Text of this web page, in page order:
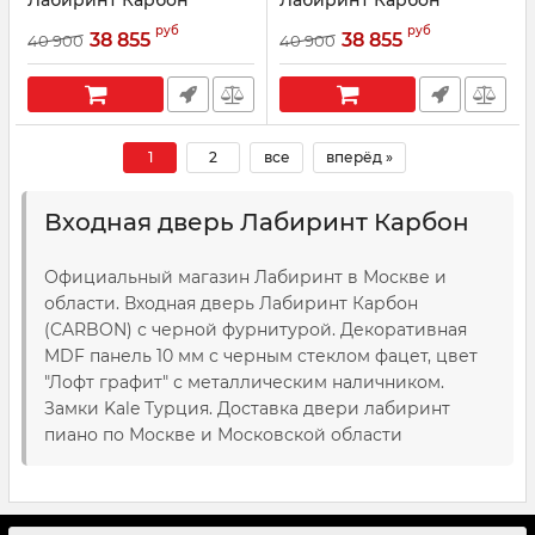
(CARBON) - Зеркало
Максимум Грей софт
Артикул: 10081
40 900 38 855 руб
(CARBON) - Зеркало
Максимум Бетон
Артикул: 10091
40 900 38 855 руб
1 2 все вперёд »
Входная дверь Лабиринт Карбон
Официальный магазин Лабиринт в Москве и
области. Входная дверь Лабиринт Карбон
(CARBON) с черной фурнитурой. Декоративная
MDF панель 10 мм с черным стеклом фацет, цвет
"Лофт графит" с металлическим наличником.
Замки Kale Турция. Доставка двери лабиринт
пиано по Москве и Московской области